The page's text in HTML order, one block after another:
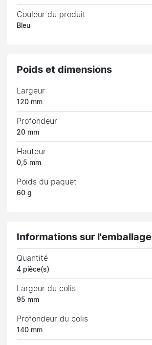
Couleur du produit
Bleu
Poids et dimensions
Largeur
120 mm
Profondeur
20 mm
Hauteur
0,5 mm
Poids du paquet
60 g
Informations sur l'emballage
Quantité
4 pièce(s)
Largeur du colis
95 mm
Profondeur du colis
140 mm